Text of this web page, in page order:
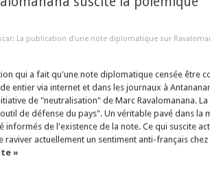
La publication d’une note diplomatique sur
qui a fait qu'une note diplomatique censée être
entier via internet et dans les journaux à
de "neutralisation" de Marc Ravalomanana.
de défense du pays". Un véritable pavé dans la
de l'existence de la note. Ce qui suscite
raviver actuellement un sentiment anti-français
»